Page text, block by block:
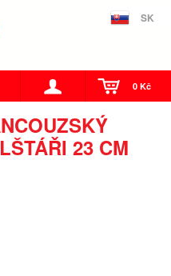
SK
0 Kč
23 CM